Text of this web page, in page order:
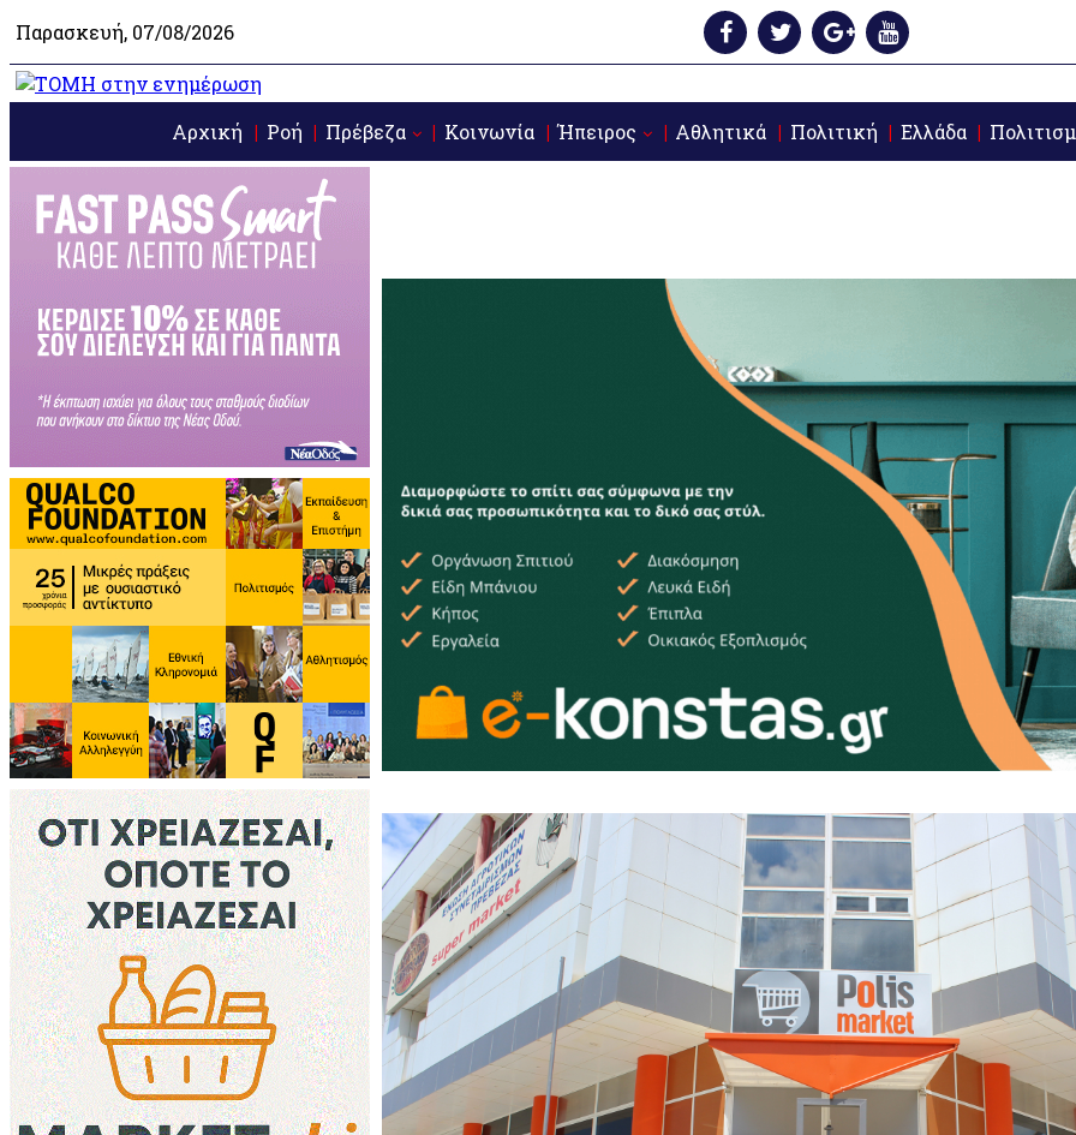
Παρασκευή, 07/08/2026
Αρχική Ροή Πρέβεζα Κοινωνία Ήπειρος Αθλητικά Πολιτική Ελλάδα